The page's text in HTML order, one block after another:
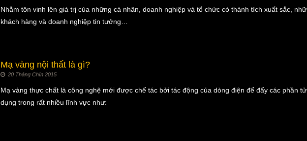
Nhằm tôn vinh lên giá trị của những cá nhân, doanh nghiệp và tổ chức có thành tích xuất sắc,
khách hàng và doanh nghiệp tin tưởng…
Mạ vàng nội thất là gì?
20 Tháng Chín 2015
Mạ vàng thực chất là công nghệ mới được chế tác bởi tác động của dòng điện để đẩy các phần
dụng trong rất nhiều lĩnh vực như: